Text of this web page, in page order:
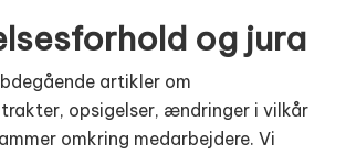
og jura
artikler om
opsigelser, ændringer i vilkår
omkring medarbejdere. Vi